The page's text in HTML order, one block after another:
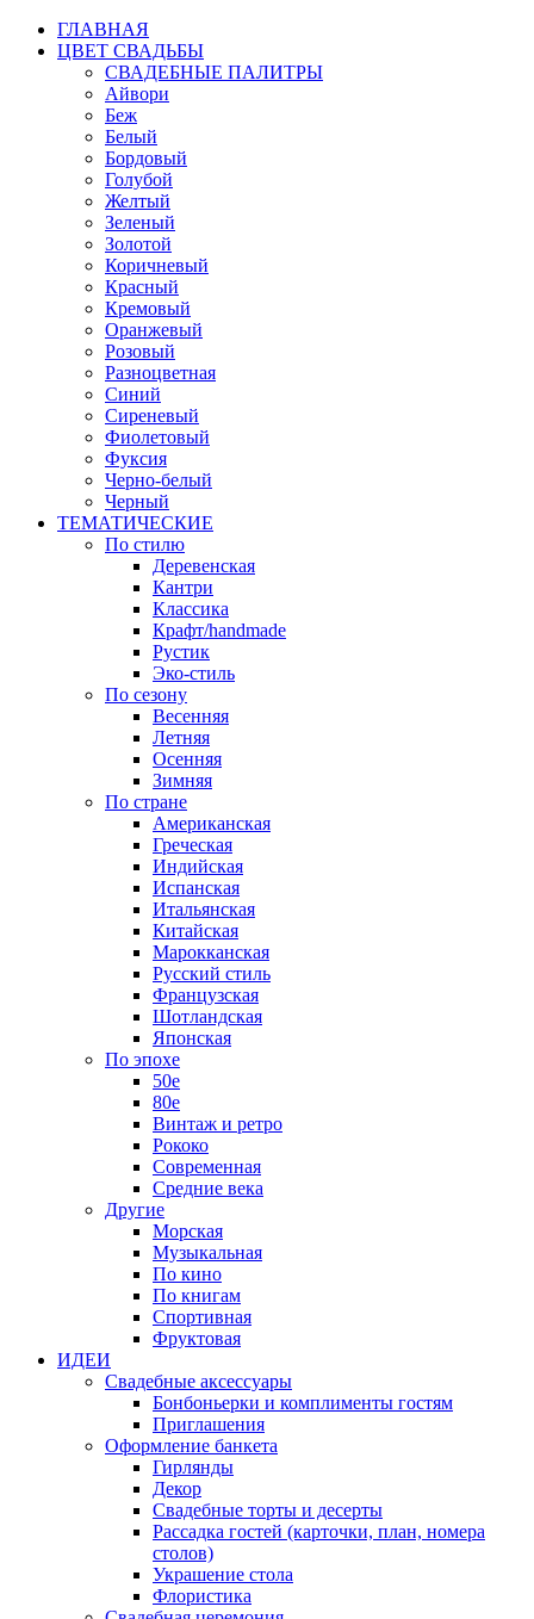
ГЛАВНАЯ
ЦВЕТ СВАДЬБЫ
СВАДЕБНЫЕ ПАЛИТРЫ
Айвори
Беж
Белый
Бордовый
Голубой
Желтый
Зеленый
Золотой
Коричневый
Красный
Кремовый
Оранжевый
Розовый
Разноцветная
Синий
Сиреневый
Фиолетовый
Фуксия
Черно-белый
Черный
ТЕМАТИЧЕСКИЕ
По стилю
Деревенская
Кантри
Классика
Крафт/handmade
Рустик
Эко-стиль
По сезону
Весенняя
Летняя
Осенняя
Зимняя
По стране
Американская
Греческая
Индийская
Испанская
Итальянская
Китайская
Марокканская
Русский стиль
Французская
Шотландская
Японская
По эпохе
50е
80е
Винтаж и ретро
Рококо
Современная
Средние века
Другие
Морская
Музыкальная
По кино
По книгам
Спортивная
Фруктовая
ИДЕИ
Свадебные аксессуары
Бонбоньерки и комплименты гостям
Приглашения
Оформление банкета
Гирлянды
Декор
Свадебные торты и десерты
Рассадка гостей (карточки, план, номера
столов)
Украшение стола
Флористика